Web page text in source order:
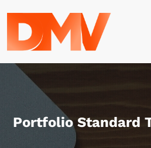
Portfolio Standard